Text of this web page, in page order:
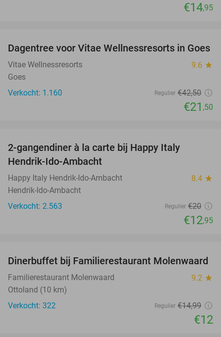
€14,95
49%
Dagentree voor Vitae Wellnessresorts in Goes
Vitae Wellnessresorts 9.6 star
Goes
Verkocht: 1.160
Regulier €42,50
€21 ,50
2-gangendiner à la carte bij Happy Italy
Hendrik-Ido-Ambacht
Happy Italy Hendrik-Ido-Ambacht 8.4 star
Hendrik-Ido-Ambacht
Verkocht: 2.563
Regulier €20
€12,95
20%
Dinerbuffet bij Familierestaurant Molenwaard
Familierestaurant Molenwaard 9.2 star
Ottoland (10 km)
Verkocht: 322
Regulier €14,99
€12